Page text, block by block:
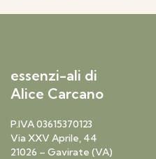
essenzi-ali di
Alice Carcano
P.IVA 03615370123
Via XXV Aprile, 44
21026 – Gavirate (VA)